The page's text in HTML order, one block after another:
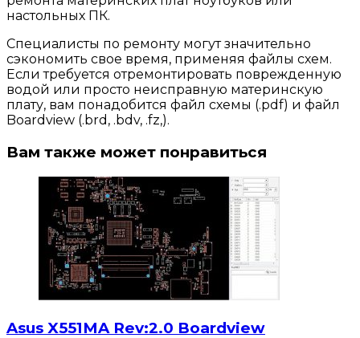
настольных ПК.
Специалисты по ремонту могут значительно
сэкономить свое время, применяя файлы схем.
Если требуется отремонтировать поврежденную
водой или просто неисправную материнскую
плату, вам понадобится файл схемы (.pdf) и файл
Boardview (.brd, .bdv, .fz,).
Вам также может понравиться
Asus X551MA Rev:2.0 Boardview